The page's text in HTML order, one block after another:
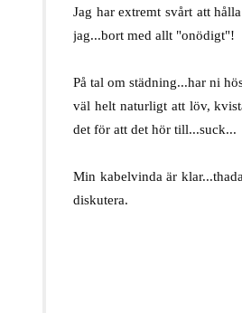
Jag har extremt svårt att
jag...bort med allt "onödigt"!
På tal om städning...har ni
väl helt naturligt att löv,
det för att det hör till...suck...
Min kabelvinda är
diskutera.